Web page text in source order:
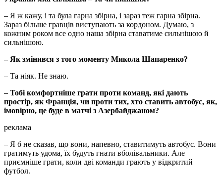
– Я ж кажу, і та була гарна збірна, і зараз теж гарна збірна.
Зараз більше гравців виступають за кордоном. Думаю, з
кожним роком все одно наша збірна ставатиме сильнішою й
сильнішою.
– Як змінився з того моменту Микола Шапаренко?
– Та ніяк. Не знаю.
– Тобі комфортніше грати проти команд, які дають
простір, як Франція, чи проти тих, хто ставить автобус, як,
імовірно, це буде в матчі з Азербайджаном?
реклама
– Я б не сказав, що вони, напевно, ставитимуть автобус. Вони
гратимуть удома, їх будуть гнати вболівальники. Але
приємніше грати, коли дві команди грають у відкритий
футбол.